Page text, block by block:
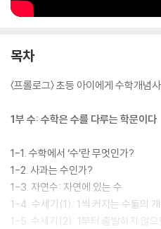
목차
〈프롤로그〉 초등 아이에게 수학개념
1부 수: 수학은 수를 다루는 학문이다
1-1. 수학에서 ‘수’란 무엇인가?
1-2. 사과는 수인가?
1-3. 자연수: 자연에 있는 수
1-4. 수세기(1): 1씩 커지는 수들의
1-5. 수세기(2): 1부터 출발하지 않